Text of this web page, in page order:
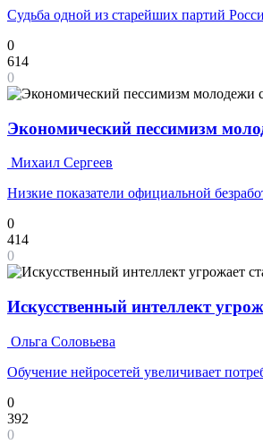
Судьба одной из старейших партий
0
614
0
Экономический пессимизм
Михаил Сергеев
Низкие показатели официальной
0
414
0
Искусственный интеллект
Ольга Соловьева
Обучение нейросетей увеличивает
0
392
0